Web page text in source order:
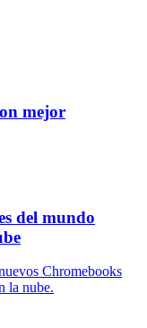
mejor
del mundo
Chromebooks
la nube.